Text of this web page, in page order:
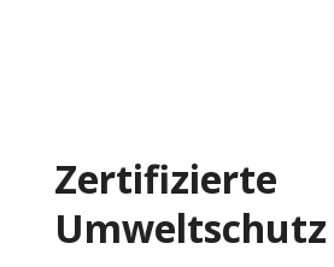
Zertifizierte
Umweltschutz